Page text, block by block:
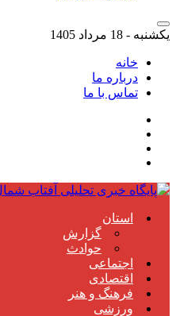
یکشنبه - 18 مرداد 1405
خانه
درباره ما
تماس با ما
استان
گزارش
حوادث
اجتماعی
اقتصادی
فرهنگ و هنر
ورزشی